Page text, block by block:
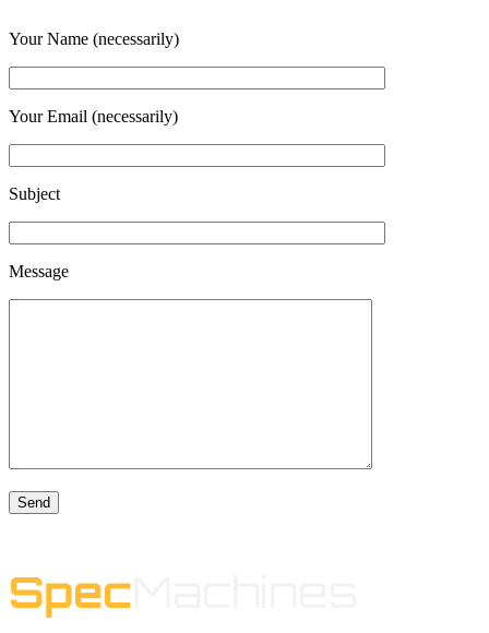
Your Name (necessarily)
Your Email (necessarily)
Subject
Message